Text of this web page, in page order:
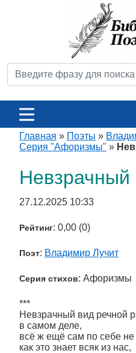
Главная » Поэты »
Серия "Афоризмы" »
Невзрачный
27.12.2025 10:33
Рейтинг: 0,00 (0)
Поэт: Владимир Лучит
Серия стихов: Афоризмы
***
Невзрачный вид речной
в самом деле,
всё ж ещё сам по себе не
как это знает всяк из нас,